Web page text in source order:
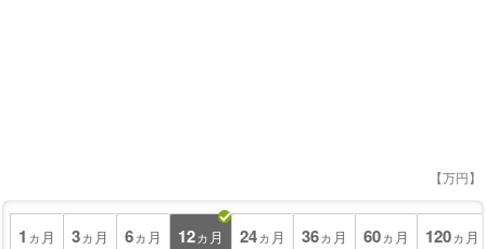
【万円】
1 ヵ月 3ヵ月 6ヵ月 12ヵ月 24ヵ月 36ヵ月 60ヵ月 120ヵ月